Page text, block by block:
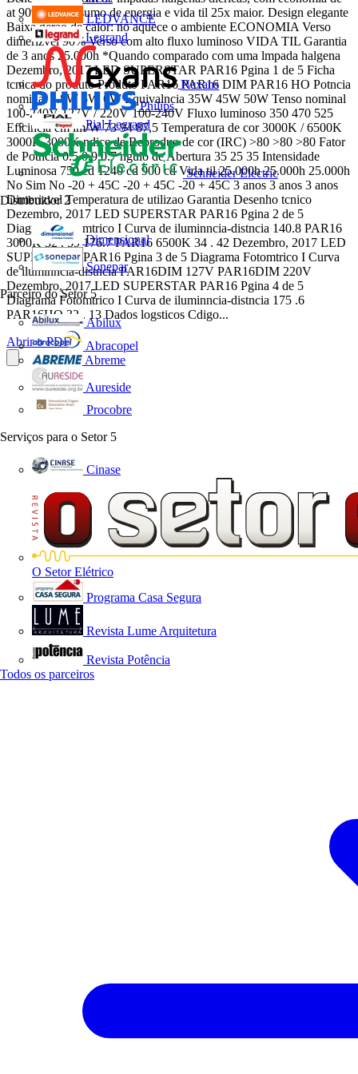
LEDVANCE
Legrand
Nexans
Philips
Pial Legrand
Schneider Electric
Distribuidor 2
Dimensional
Sonepar
Parceiro do Setor 5
Abilux
Abracopel
Abreme
Aureside
Procobre
Serviços para o Setor 5
Cinase
O Setor Elétrico
Programa Casa Segura
Revista Lume Arquitetura
Revista Potência
Todos os parceiros
at 90% no consumo de energia e vida til 25x maior. Design elegante
Baixa gerao de calor: no aquece o ambiente ECONOMIA Verso
dimerizvel 90% Verso com alto fluxo luminoso VIDA TIL Garantia
de 3 anos 25.000h *Quando comparado com uma lmpada halgena
Dezembro, 2017 LED SUPERSTAR PAR16 Pgina 1 de 5 Ficha
tcnica do produto Produto PAR16 PAR16 DIM PAR16 HO Potncia
nominal 4.8W 5W 6W Equivalncia 35W 45W 50W Tenso nominal
100-240V 127V / 220V 100-240V Fluxo luminoso 350 470 525
Eficincia em lm/W 73 94 87,5 Temperatura de cor 3000K / 6500K
3000K 3000K ndice de Reproduo de cor (IRC) >80 >80 >80 Fator
de Potncia 0.5 0.9 0.7 ngulo de Abertura 35 25 35 Intensidade
Luminosa 750 cd 1240 cd 900 cd Vida til 25.000h 25.000h 25.000h
No Sim No -20 + 45C -20 + 45C -20 + 45C 3 anos 3 anos 3 anos
Dimerizvel Temperatura de utilizao Garantia Desenho tcnico
Dezembro, 2017 LED SUPERSTAR PAR16 Pgina 2 de 5
Diagrama Fotomtrico I Curva de iluminncia-distncia 140.8 PAR16
3000K 32 . 59 176.7 PAR16 6500K 34 . 42 Dezembro, 2017 LED
SUPERSTAR PAR16 Pgina 3 de 5 Diagrama Fotomtrico I Curva
de iluminncia-distncia PAR16DIM 127V PAR16DIM 220V
Dezembro, 2017 LED SUPERSTAR PAR16 Pgina 4 de 5
Diagrama Fotomtrico I Curva de iluminncia-distncia 175 .6
PAR16HO 32 . 13 Dados logsticos Cdigo...
Abrir o PDF